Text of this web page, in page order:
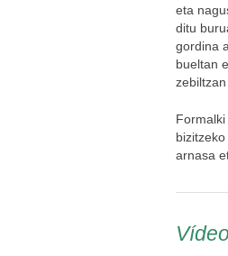
eta
ditu
gordina
bueltan
arnasa